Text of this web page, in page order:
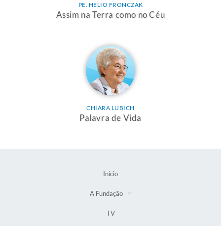
PE. HELIO FRONCZAK
Assim na Terra como no Céu
CHIARA LUBICH
Palavra de Vida
Início
A Fundação
TV